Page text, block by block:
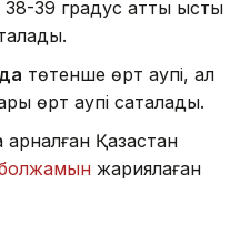
38-39 градус қатты ыстық
төтенше өрт қаупі, ал
өрт қаупі сақталады.
Қазақстан
жариялаған